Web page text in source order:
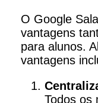
O Google
vantagens
para alunos.
vantagens
Todos os